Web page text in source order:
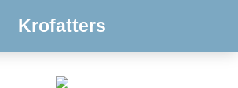
Krofatters